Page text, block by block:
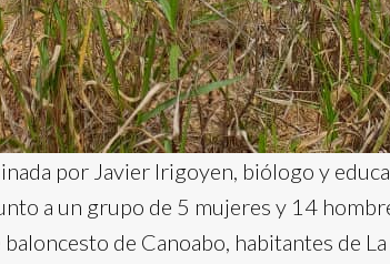
por Javier Irigoyen, biólogo y
a un grupo de 5 mujeres y 14
de Canoabo, habitantes de La